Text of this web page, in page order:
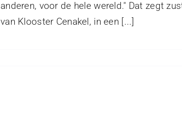
anderen, voor de hele wereld." Dat zegt
van Klooster Cenakel, in een [...]